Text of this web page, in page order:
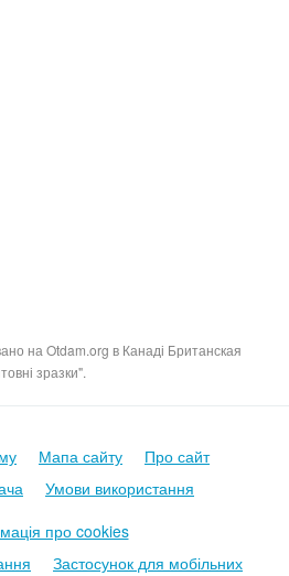
на Otdam.org в Канаді Британская
зразки".
Мапа сайту
Про сайт
Умови використання
про cookies
Застосунок для мобільних